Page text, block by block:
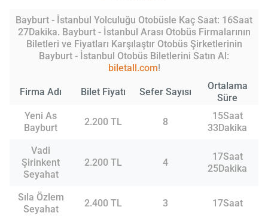
Bayburt - İstanbul Yolculuğu Otobüsle Kaç Saat: 16Saat
27Dakika. Bayburt - İstanbul Arası Otobüs Firmalarının
Biletleri ve Fiyatları Karşılaştır Otobüs Şirketlerinin
Bayburt - İstanbul Otobüs Biletlerini Satın Al:
biletall.com!
Firma Adı Bilet Fiyatı Sefer Sayısı
Ortalama
Süre
Yeni As
Bayburt
2.200 TL 8
15Saat
33Dakika
Vadi
Şirinkent
Seyahat
2.200 TL 4
17Saat
25Dakika
Sıla Özlem
Seyahat
2.400 TL 3 17Saat